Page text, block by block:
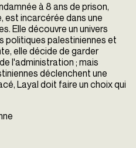
à 8 ans de prison,
est incarcérée dans une
Elle découvre un univers
politiques palestiniennes et
elle décide de garder
l'administration ; mais
déclenchent une
Layal doit faire un choix qui